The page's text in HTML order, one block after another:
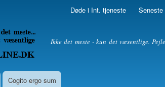
content
Døde i Int. tjeneste
Ikke det meste - kun det væsentlige.
Cogito ergo sum